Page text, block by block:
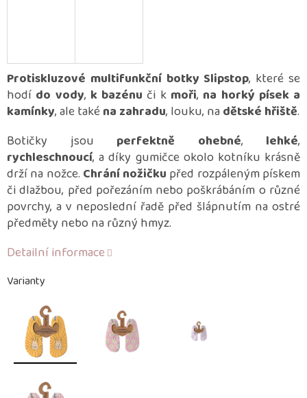
Varianty
Protiskluzové multifunkční botky Slipstop, které se
hodí do vody, k bazénu či k moři, na horký písek a
kamínky, ale také na zahradu, louku, nadětské hřiště.
Botičky jsou perfektně ohebné, lehké,
rychleschnoucí, a díky gumičce okolo kotníku krásně
drží na nožce. Chrání nožičku před rozpáleným pískem
či dlažbou, před pořezáním nebo poškrábáním o různé
povrchy, a v neposlední řadě před šlápnutím na ostré
předměty nebo na různý hmyz.
Detailní informace